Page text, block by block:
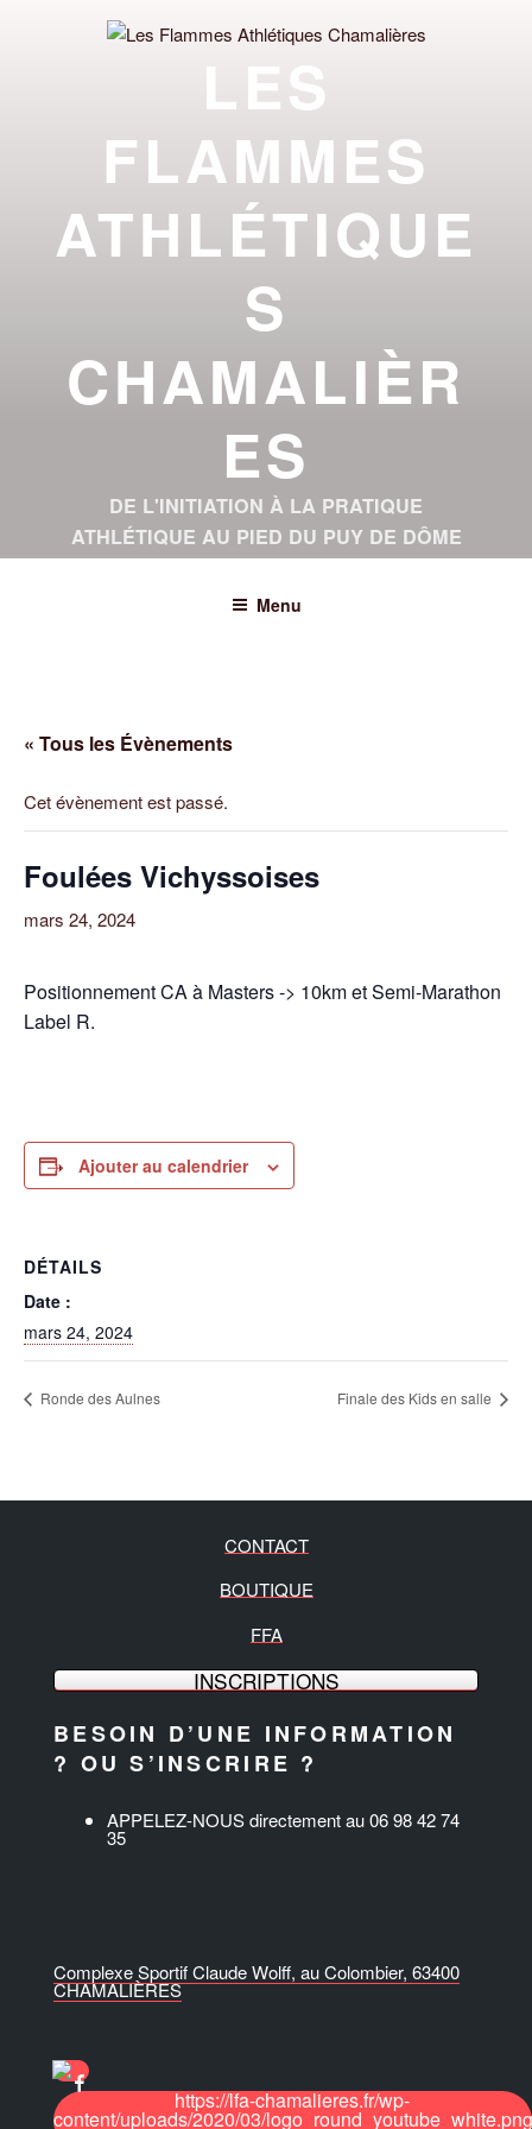
LES
FLAMMES
ATHLÉTIQUE
S
CHAMALIÈR
ES
DE L'INITIATION À LA PRATIQUE
ATHLÉTIQUE AU PIED DU PUY DE DÔME
Menu
« Tous les Évènements
Cet évènement est passé.
Foulées Vichyssoises
mars 24, 2024
Positionnement CA à Masters -> 10km et Semi-Marathon
Label R.
Ajouter au calendrier
DÉTAILS
Date :
mars 24, 2024
Ronde des Aulnes Finale des Kids en salle
CONTACT
BOUTIQUE
FFA
INSCRIPTIONS
BESOIN D’UNE INFORMATION
? OU S’INSCRIRE ?
APPELEZ-NOUS directement au 06 98 42 74
35
Complexe Sportif Claude Wolff, au Colombier, 63400
CHAMALIÈRES
https://lfa-chamalieres.fr/wp-
content/uploads/2020/03/logo_round_youtube_white.png